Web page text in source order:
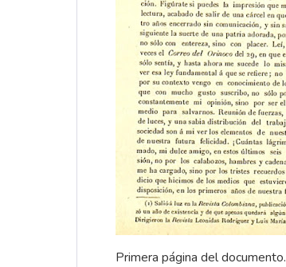
Primera página del documento.